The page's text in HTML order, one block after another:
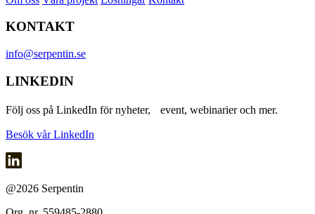
KONTAKT
info@serpentin.se
LINKEDIN
Följ oss på LinkedIn för nyheter, event, webinarier och mer.
Besök vår LinkedIn
@2026 Serpentin